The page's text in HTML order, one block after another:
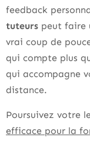
feedback
tuteurs peut faire
vrai coup de
qui compte plus
qui accompagne
distance.
Poursuivez votre
efficace pour la